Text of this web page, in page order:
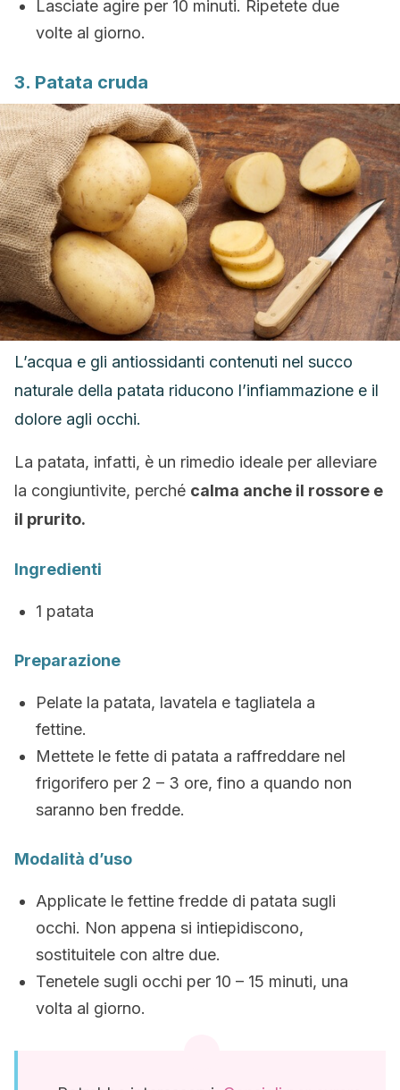
Lasciate agire per 10 minuti. Ripetete due
volte al giorno.
3. Patata cruda
L’acqua e gli antiossidanti contenuti nel succo
naturale della patata riducono l’infiammazione e il
dolore agli occhi.
La patata, infatti, è un rimedio ideale per alleviare
la congiuntivite, perché calma anche il rossore e
il prurito.
Ingredienti
1 patata
Preparazione
Pelate la patata, lavatela e tagliatela a
fettine.
Mettete le fette di patata a raffreddare nel
frigorifero per 2 – 3 ore, fino a quando non
saranno ben fredde.
Modalità d’uso
Applicate le fettine fredde di patata sugli
occhi. Non appena si intiepidiscono,
sostituitele con altre due.
Tenetele sugli occhi per 10 – 15 minuti, una
volta al giorno.